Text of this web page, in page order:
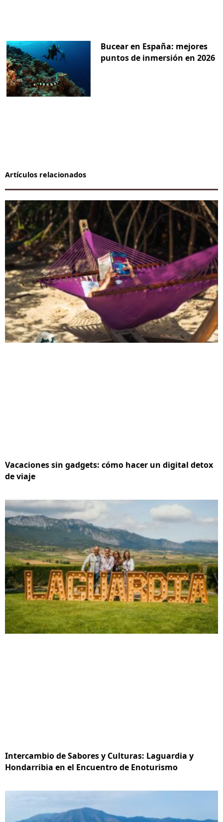
Bucear en España: mejores
puntos de inmersión en 2026
Artículos relacionados
Vacaciones sin gadgets: cómo hacer un digital detox
de viaje
Intercambio de Sabores y Culturas: Laguardia y
Hondarribia en el Encuentro de Enoturismo